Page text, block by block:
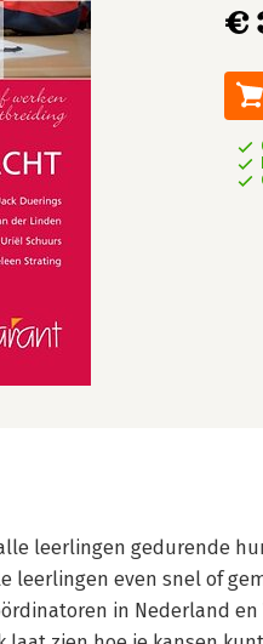
€
alle leerlingen gedurende
leerlingen even snel of
in Nederland en